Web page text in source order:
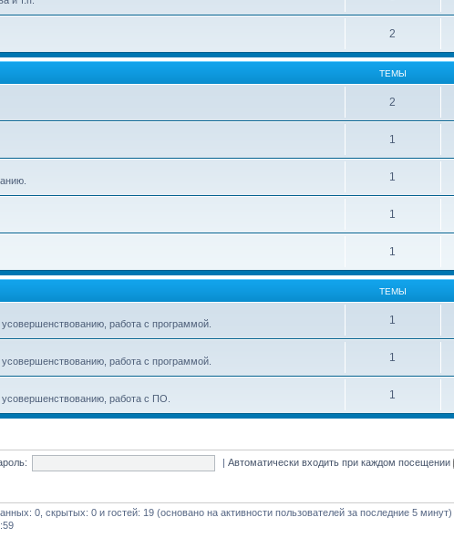
2
ТЕМЫ
2
1
1
1
1
ТЕМЫ
работа с программой. 1
работа с программой. 1
работа с ПО. 1
|Автоматически входить при каждом посещении
0, скрытых: 0 и гостей: 19 (основано на активности пользователей за последние 5 минут)